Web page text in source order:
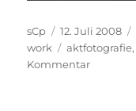
Autor
sCp
Veröffentlicht
am
12. Juli 2008
work
Schlagwörter
aktfotografie,
Kommentarzu